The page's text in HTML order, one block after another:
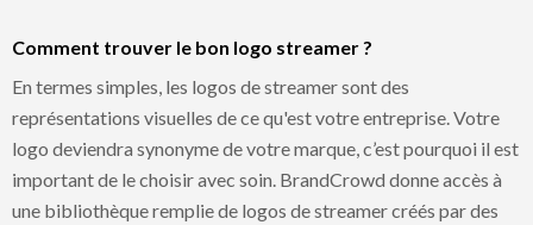
Comment trouver le bon logo streamer ?
En termes simples, les logos de streamer sont des
représentations visuelles de ce qu'est votre entreprise. Votre
logo deviendra synonyme de votre marque, c’est pourquoi il est
important de le choisir avec soin. BrandCrowd donne accès à
une bibliothèque remplie de logos de streamer créés par des